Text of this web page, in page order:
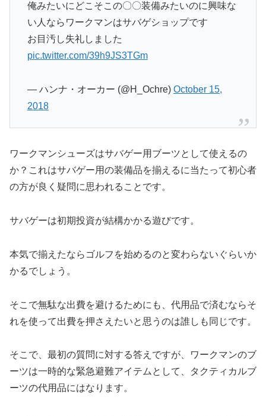
俺みたいにどこそこの〇〇装備みたいのに興味な
い人ならワークマンはサバゲショップです
お目汚し失礼しました
pic.twitter.com/39h9JS3TGm
— ハンナ・オーカー (@H_Ochre) October 15,
2018
ワークマンシューズはサバゲー用ブーツとして使えるの
か？これはサバゲー用の装備品を揃えるに当たって初心者
の方が良く疑問に思われることです。
サバゲーは初期投資が結構かかる遊びです。
本気で揃えたならゴルフを始めるのと変わらないぐらいか
かるでしょう。
そこで無駄な出費を避けるためにも、代用品で済むならそ
れを使って出費を押さえたいと思うのは誰しも同じです。
そこで、最初の質問に対する答えですが、ワークマンのブ
ーツは一時的な緊急避難アイテムとして、タクティカルブ
ーツの代用品にはなります。